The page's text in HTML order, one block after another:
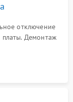
отключение
платы. Демонтаж
чипов.